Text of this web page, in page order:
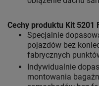
Cechy produktu Kit 5201
Specjalnie
pojazdów bez
fabrycznych
Indywidualnie
montowania